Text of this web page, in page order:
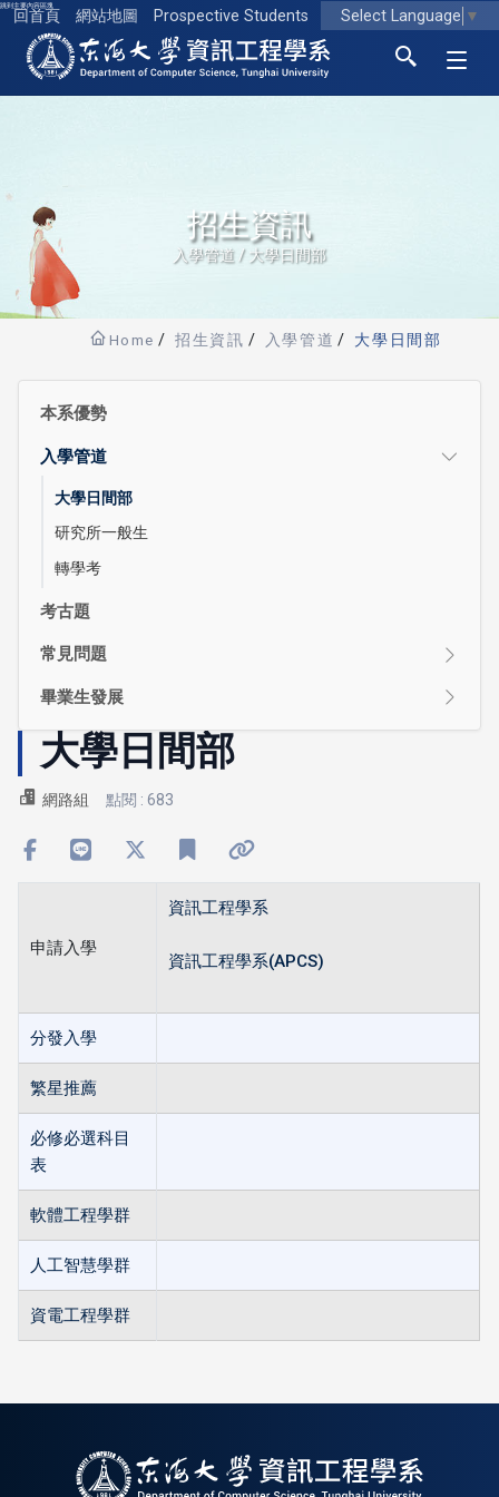
跳到主要內容區塊
回首頁 網站地圖 Prospective Students Select Language ▼
東海大學logo
招生資訊
入學管道 / 大學日間部
Home 招生資訊 入學管道 大學日間部
本系優勢
入學管道
大學日間部
研究所一般生
轉學考
考古題
常見問題
畢業生發展
大學日間部
網路組 點閱 : 683
申請入學
資訊工程學系
資訊工程學系(APCS)
分發入學
繁星推薦
必修必選科目
表
軟體工程學群
人工智慧學群
資電工程學群